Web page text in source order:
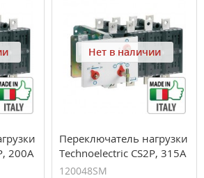
200А
Нет в наличии
Переключатель нагрузки
Technoelectric CS2P, 315А
120048SM